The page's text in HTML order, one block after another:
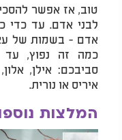
טוב, אז אפשר
לבני אדם. עד כדי
אדם - בשמות של
כמה זה נפוץ, עד
סביבכם: אילן,
איריס או נורית.
המלצות